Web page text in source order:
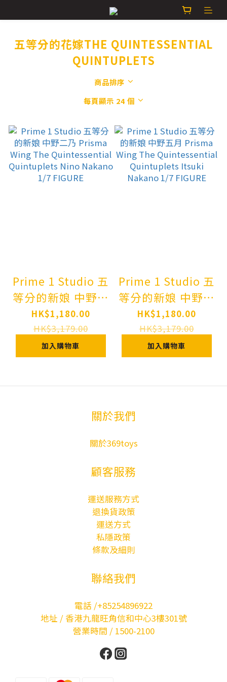
五等分的花嫁THE QUINTESSENTIAL
QUINTUPLETS
商品排序
每頁顯示 24 個
Prime 1 Studio 五
等分的新娘 中野二
乃 Prisma Wing
The
Quintessential
Quintuplets Nino
HK$1,180.00
HK$3,179.00
加入購物車
Prime 1 Studio 五
等分的新娘 中野五
月 Prisma Wing
The
Quintessential
Quintuplets
HK$1,180.00
HK$3,179.00
加入購物車
關於我們
關於369toys
顧客服務
運送服務方式
退換貨政策
運送方式
私隱政策
條款及細則
聯絡我們
電話 /+85254896922
地址 / 香港九龍旺角信和中心3樓301號
營業時間 / 1500-2100